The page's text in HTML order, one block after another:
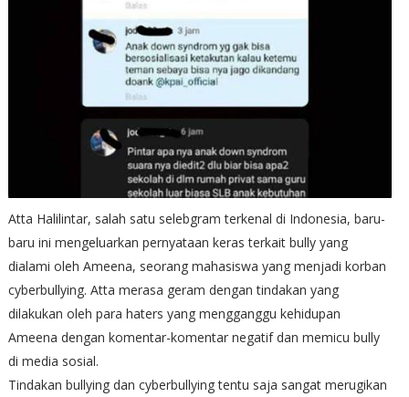
Atta Halilintar, salah satu selebgram terkenal di Indonesia, baru-
baru ini mengeluarkan pernyataan keras terkait bully yang
dialami oleh Ameena, seorang mahasiswa yang menjadi korban
cyberbullying. Atta merasa geram dengan tindakan yang
dilakukan oleh para haters yang mengganggu kehidupan
Ameena dengan komentar-komentar negatif dan memicu bully
di media sosial.
Tindakan bullying dan cyberbullying tentu saja sangat merugikan